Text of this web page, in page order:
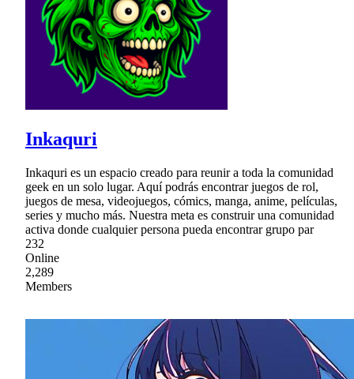
Inkaquri
Inkaquri es un espacio creado para reunir a toda la comunidad
geek en un solo lugar. Aquí podrás encontrar juegos de rol,
juegos de mesa, videojuegos, cómics, manga, anime, películas,
series y mucho más. Nuestra meta es construir una comunidad
activa donde cualquier persona pueda encontrar grupo par
232
Online
2,289
Members